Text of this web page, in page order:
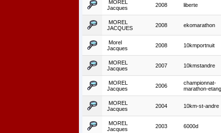
MOREL
Jacques
2008 liberte
MOREL
JACQUES
2008 ekomarathon
Morel
Jacques
2008 10kmportnuit
MOREL
Jacques
2007 10kmstandre
MOREL
Jacques
2006
championnat-
marathon-
MOREL
Jacques
2004 10km-st-andre
MOREL
Jacques
2003 6000d